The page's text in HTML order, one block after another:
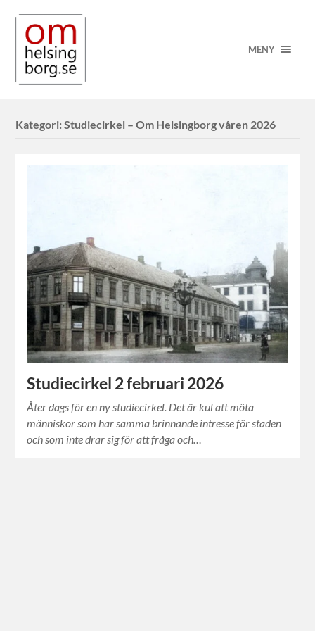
MENY
Kategori:Studiecirkel – Om Helsingborg våren 2026
Studiecirkel 2 februari 2026
Åter dags för en ny studiecirkel. Det är kul att möta
människor som har samma brinnande intresse för staden
och som inte drar sig för att fråga och…